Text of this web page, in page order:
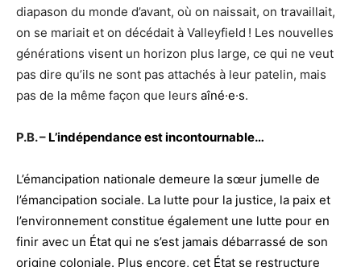
diapason du monde d’avant, où on naissait, on travaillait,
on se mariait et on décédait à Valleyfield ! Les nouvelles
générations visent un horizon plus large, ce qui ne veut
pas dire qu’ils ne sont pas attachés à leur patelin, mais
pas de la même façon que leurs aîné·e·s.
P.B. – L’indépendance est incontournable…
L’émancipation nationale demeure la sœur jumelle de
l’émancipation sociale. La lutte pour la justice, la paix et
l’environnement constitue également une lutte pour en
finir avec un État qui ne s’est jamais débarrassé de son
origine coloniale. Plus encore, cet État se restructure